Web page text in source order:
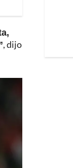
, dijo